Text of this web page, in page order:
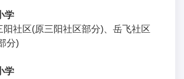
学
阳社区(原三阳社区部分)、岳飞社区
分)
学